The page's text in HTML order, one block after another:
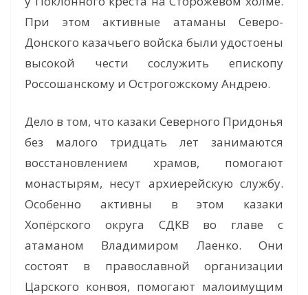
При этом активные атаманы Северо-
Донского казачьего войска были удостоены
высокой чести сослужить епископу
Россошанскому и Острогожскому Андрею.
Дело в том, что казаки Северного Придонья
без малого тридцать лет занимаются
восстановлением храмов, помогают
монастырям, несут архиерейскую службу.
Особенно активны в этом казаки
Хопёрского округа СДКВ во главе с
атаманом Владимиром Лаенко. Они
состоят в православной организации
Царского конвоя, помогают малоимущим